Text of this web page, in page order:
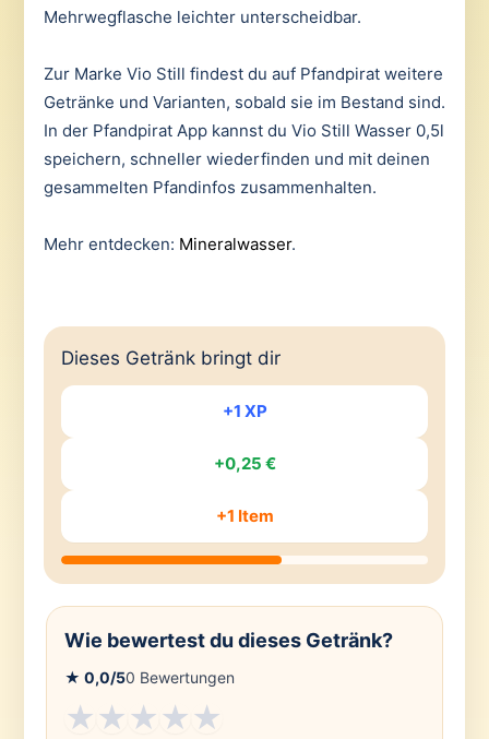
Mehrwegflasche leichter unterscheidbar.
Zur Marke Vio Still findest du auf Pfandpirat weitere
Getränke und Varianten, sobald sie im Bestand sind.
In der Pfandpirat App kannst du Vio Still Wasser 0,5l
speichern, schneller wiederfinden und mit deinen
gesammelten Pfandinfos zusammenhalten.
Mehr entdecken: Mineralwasser.
Dieses Getränk bringt dir
+1 XP
+0,25 €
+1 Item
Wie bewertest du dieses Getränk?
★ 0,0/50 Bewertungen
★★★★★